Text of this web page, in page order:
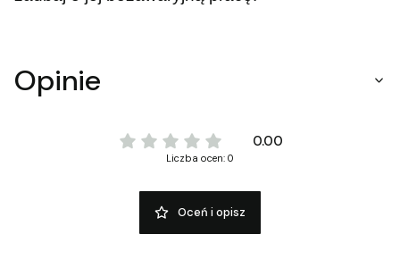
Opinie
0.00
Liczba ocen: 0
Oceń i opisz